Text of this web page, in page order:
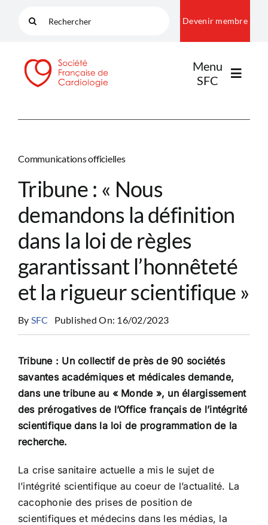
Rechercher: Devenir membre
Menu
SFC
PUBLICATIONS
CONGRÈS
RECHERCHE
PRIX ET BOURSES
FORMATION
Communications officielles
Tribune : « Nous
demandons la définition
dans la loi de règles
garantissant l’honnêteté
et la rigueur scientifique »
By SFC Published On: 16/02/2023
Tribune : Un collectif de près de 90 sociétés
savantes académiques et médicales demande,
dans une tribune au « Monde », un élargissement
des prérogatives de l’Office français de l’intégrité
scientifique dans la loi de programmation de la
recherche.
La crise sanitaire actuelle a mis le sujet de
l’intégrité scientifique au coeur de l’actualité. La
cacophonie des prises de position de
scientifiques et médecins dans les médias, la